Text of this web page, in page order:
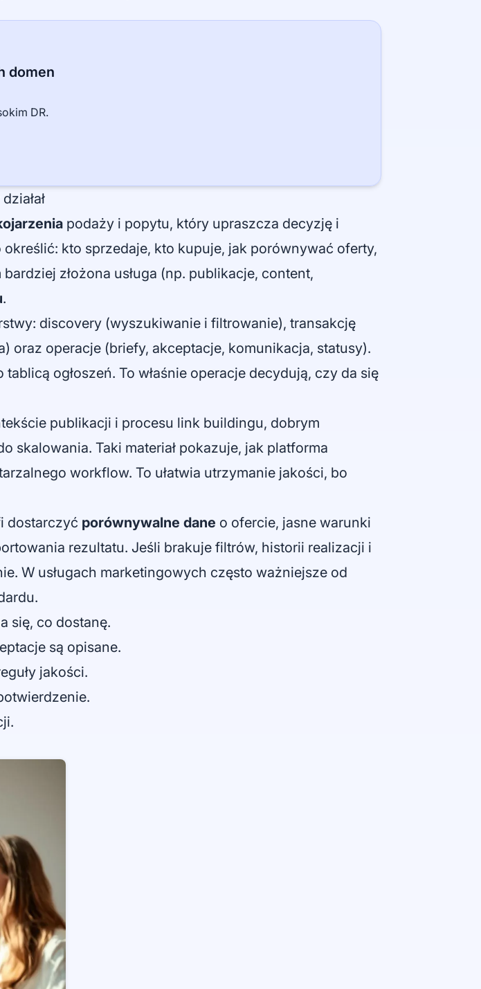
domen
DR.
podaży i popytu, który upraszcza decyzję i
kto sprzedaje, kto kupuje, jak porównywać oferty,
złożona usługa (np. publikacje, content,
.
discovery (wyszukiwanie i filtrowanie), transakcję
oraz operacje (briefy, akceptacje, komunikacja, statusy).
ogłoszeń. To właśnie operacje decydują, czy da się
publikacji i procesu link buildingu, dobrym
skalowania. Taki materiał pokazuje, jak platforma
workflow. To ułatwia utrzymanie jakości, bo
dostarczyć porównywalne dane o ofercie, jasne warunki
rezultatu. Jeśli brakuje filtrów, historii realizacji i
W usługach marketingowych często ważniejsze od
się, co dostanę.
są opisane.
jakości.